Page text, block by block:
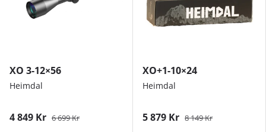
XO 3-12×56
Heimdal
4 849 Kr 6 699 Kr
XO+1-10×24
Heimdal
5 879 Kr 8 149 Kr